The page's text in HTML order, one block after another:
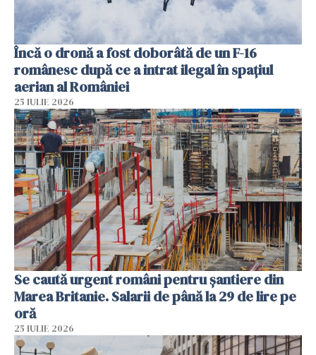
Încă o dronă a fost doborâtă de un F-16
românesc după ce a intrat ilegal în spațiul
aerian al României
25 IULIE 2026
Se caută urgent români pentru șantiere din
Marea Britanie. Salarii de până la 29 de lire pe
oră
25 IULIE 2026